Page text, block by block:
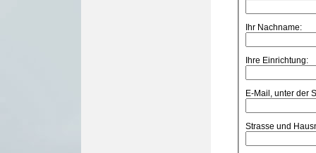
Ihr Nachname:
Ihre Einrichtung:
E-Mail, unter der
Strasse und